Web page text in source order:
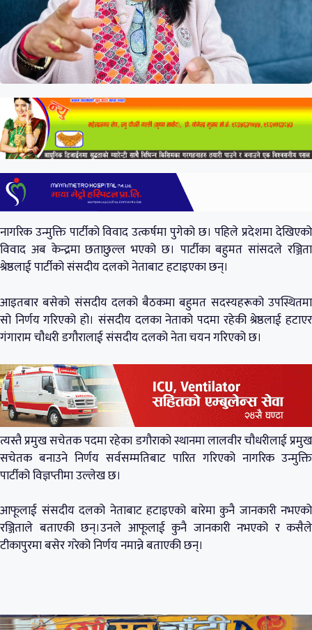
नागरिक उन्मुक्ति पार्टीको विवाद उत्कर्षमा पुगेको छ। पहिले प्रदेशमा देखिएको
विवाद अब केन्द्रमा छताछुल्ल भएको छ। पार्टीका बहुमत सांसदले रञ्जिता
श्रेष्ठलाई पार्टीको संसदीय दलको नेताबाट हटाइएका छन्।
आइतबार बसेको संसदीय दलको बैठकमा बहुमत सदस्यहरूको उपस्थितमा
सो निर्णय गरिएको हो। संसदीय दलका नेताको पदमा रहेकी श्रेष्ठलाई हटाएर
गंगाराम चौधरी डगौरालाई संसदीय दलको नेता चयन गरिएको छ।
त्यस्तै प्रमुख सचेतक पदमा रहेका डगौराको स्थानमा लालवीर चौधरीलाई प्रमुख
सचेतक बनाउने निर्णय सर्वसम्मतिबाट पारित गरिएको नागरिक उन्मुक्ति
पार्टीको विज्ञप्तीमा उल्लेख छ।
आफूलाई संसदीय दलको नेताबाट हटाइएको बारेमा कुनै जानकारी नभएको
रञ्जिताले बताएकी छन्।उनले आफूलाई कुनै जानकारी नभएको र कसैले
टीकापुरमा बसेर गरेको निर्णय नमान्ने बताएकी छन्।